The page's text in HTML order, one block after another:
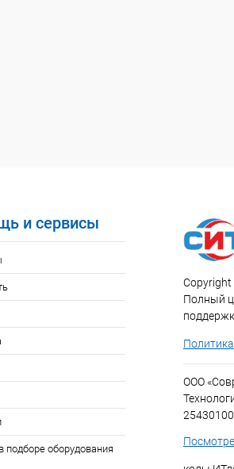
и сервисы
оборудования
Copyright
Полный
ООО